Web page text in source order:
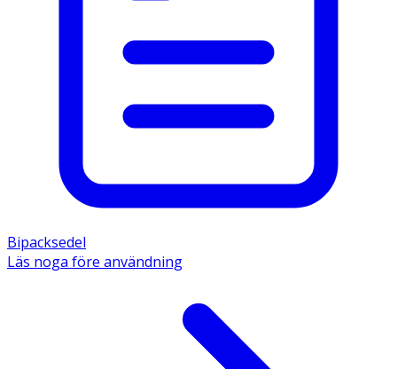
Bipacksedel
Läs noga före användning